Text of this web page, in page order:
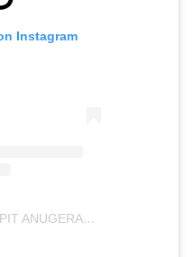
Instagram
A post shared by SMPIT ANUGERAH INSANI (@smpitanugerahinsani)